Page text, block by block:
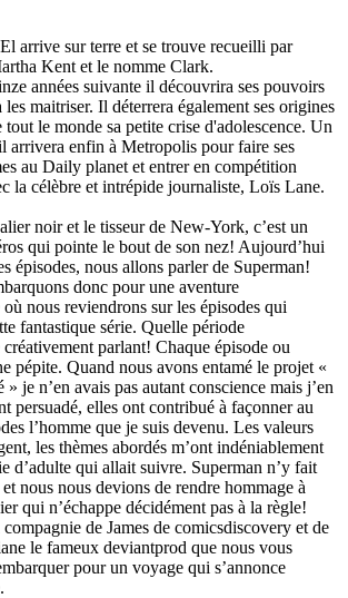
arrive sur terre et se trouve recueilli par
Kent et le nomme Clark.
années suivante il découvrira ses pouvoirs
les maitriser. Il déterrera également ses origines
tout le monde sa petite crise d'adolescence. Un
arrivera enfin à Metropolis pour faire ses
au Daily planet et entrer en compétition
la célèbre et intrépide journaliste, Loïs Lane.
noir et le tisseur de New-York, c’est un
qui pointe le bout de son nez! Aujourd’hui
épisodes, nous allons parler de Superman!
donc pour une aventure
nous reviendrons sur les épisodes qui
fantastique série. Quelle période
parlant! Chaque épisode ou
pépite. Quand nous avons entamé le projet «
» je n’en avais pas autant conscience mais j’en
persuadé, elles ont contribué à façonner au
l’homme que je suis devenu. Les valeurs
les thèmes abordés m’ont indéniablement
d’adulte qui allait suivre. Superman n’y fait
nous nous devions de rendre hommage à
qui n’échappe décidément pas à la règle!
compagnie de James de comicsdiscovery et de
le fameux deviantprod que nous vous
pour un voyage qui s’annonce